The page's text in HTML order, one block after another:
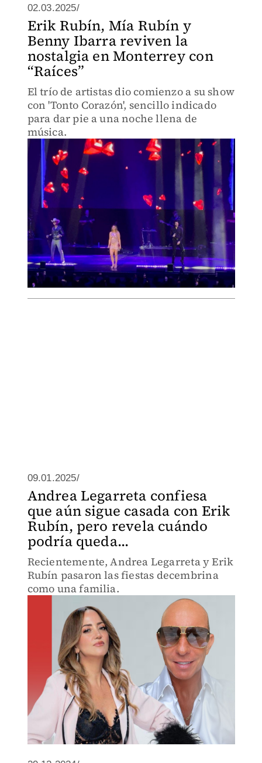
02.03.2025/
Erik Rubín, Mía Rubín y
Benny Ibarra reviven la
nostalgia en Monterrey con
“Raíces”
El trío de artistas dio comienzo a su show
con 'Tonto Corazón', sencillo indicado
para dar pie a una noche llena de
música.
09.01.2025/
Andrea Legarreta confiesa
que aún sigue casada con Erik
Rubín, pero revela cuándo
podría queda...
Recientemente, Andrea Legarreta y Erik
Rubín pasaron las fiestas decembrina
como una familia.